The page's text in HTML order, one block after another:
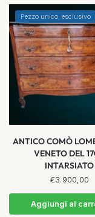
Pezzo unico, esclusivo
ANTICO COMÒ
VENETO DEL
INTARSIATO
€3.900,00
Aggiungi al